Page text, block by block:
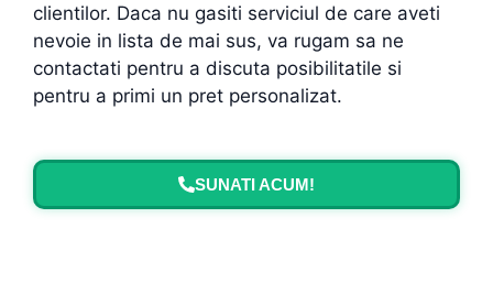
clientilor. Daca nu gasiti serviciul de care aveti
nevoie in lista de mai sus, va rugam sa ne
contactati pentru a discuta posibilitatile si
pentru a primi un pret personalizat.
SUNATI ACUM!